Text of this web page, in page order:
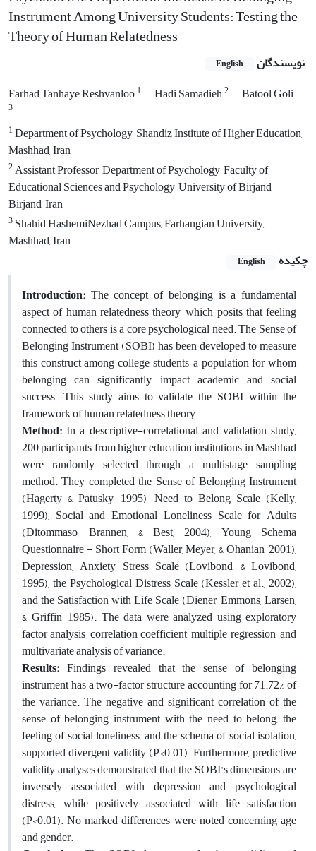
Instrument Among University Students: Testing the
Theory of Human Relatedness
نویسندگان English
Farhad Tanhaye Reshvanloo1 Hadi Samadieh2 Batool Goli
3
1Department of Psychology, Shandiz Institute of Higher Education,
Mashhad, Iran
2Assistant Professor, Department of Psychology, Faculty of
Educational Sciences and Psychology, University of Birjand,
Birjand, Iran
3Shahid HashemiNezhad Campus, Farhangian University,
Mashhad, Iran
چکیده
English
Introduction: The concept of belonging is a fundamental
aspect of human relatedness theory, which posits that feeling
connected to others is a core psychological need. The Sense of
Belonging Instrument (SOBI) has been developed to measure
this construct among college students, a population for whom
belonging can significantly impact academic and social
success. This study aims to validate the SOBI within the
framework of human relatedness theory.
Method:In a descriptive-correlational and validation study,
200 participants from higher education institutions in Mashhad
were randomly selected through a multistage sampling
method. They completed the Sense of Belonging Instrument
(Hagerty & Patusky, 1995), Need to Belong Scale (Kelly,
1999), Social and Emotional Loneliness Scale for Adults
(Ditommaso, Brannen, & Best, 2004), Young Schema
Questionnaire - Short Form (Waller, Meyer, & Ohanian, 2001),
Depression, Anxiety, Stress Scale (Lovibond, & Lovibond,
1995), the Psychological Distress Scale (Kessler et al., 2002),
and the Satisfaction with Life Scale (Diener, Emmons, Larsen,
& Griffin, 1985). The data were analyzed using exploratory
factor analysis, correlation coefficient, multiple regression, and
multivariate analysis of variance.
Results: Findings revealed that the sense of belonging
instrument has a two-factor structure accounting for 71.72% of
the variance. The negative and significant correlation of the
sense of belonging instrument with the need to belong, the
feeling of social loneliness, and the schema of social isolation,
supported divergent validity (P<0.01). Furthermore, predictive
validity analyses demonstrated that the SOBI's dimensions are
inversely associated with depression and psychological
distress, while positively associated with life satisfaction
(P<0.01). No marked differences were noted concerning age
and gender.